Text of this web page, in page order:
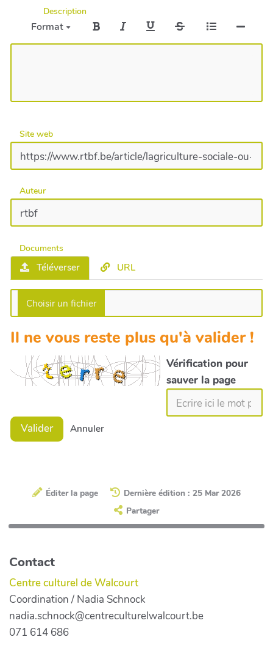
Description
Format
Site web
Auteur
Documents
Téléverser URL
Il ne vous reste plus qu'à valider !
Vérification pour
sauver la page
Valider Annuler
Éditer la page
Dernière édition : 25 Mar 2026
Partager
Contact
Centre culturel de Walcourt
Coordination / Nadia Schnock
nadia.schnock@centreculturelwalcourt.be
071 614 686